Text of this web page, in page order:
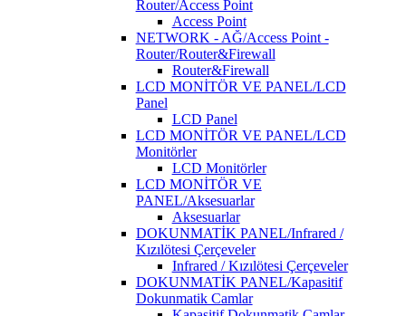
Router/Access Point
Access Point
NETWORK - AĞ/Access Point -
Router/Router&Firewall
Router&Firewall
LCD MONİTÖR VE PANEL/LCD
Panel
LCD Panel
LCD MONİTÖR VE PANEL/LCD
Monitörler
LCD Monitörler
LCD MONİTÖR VE
PANEL/Aksesuarlar
Aksesuarlar
DOKUNMATİK PANEL/Infrared /
Kızılötesi Çerçeveler
Infrared / Kızılötesi Çerçeveler
DOKUNMATİK PANEL/Kapasitif
Dokunmatik Camlar